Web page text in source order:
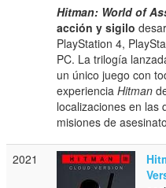
Hitman: World of
acción y sigilo
PlayStation 4,
PC. La trilogía
un único juego con
experienciaHitman
localizaciones en las
misiones de
2021